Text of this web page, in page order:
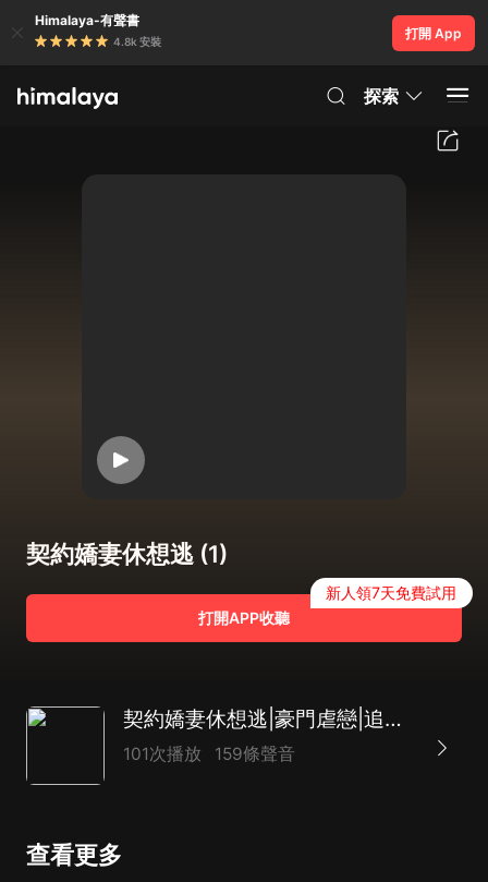
Himalaya-有聲書
4.8k 安裝
打開 App
探索
契約嬌妻休想逃 (1)
打開APP收聽
新人領7天免費試用
契約嬌妻休想逃|豪門虐戀|追妻火葬場
101次播放 159條聲音
查看更多